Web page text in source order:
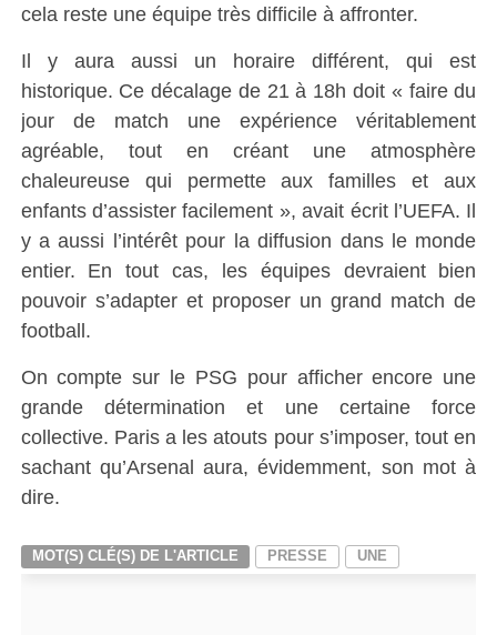
cela reste une équipe très difficile à affronter.
Il y aura aussi un horaire différent, qui est
historique. Ce décalage de 21 à 18h doit « faire du
jour de match une expérience véritablement
agréable, tout en créant une atmosphère
chaleureuse qui permette aux familles et aux
enfants d’assister facilement », avait écrit l’UEFA. Il
y a aussi l’intérêt pour la diffusion dans le monde
entier. En tout cas, les équipes devraient bien
pouvoir s’adapter et proposer un grand match de
football.
On compte sur le PSG pour afficher encore une
grande détermination et une certaine force
collective. Paris a les atouts pour s’imposer, tout en
sachant qu’Arsenal aura, évidemment, son mot à
dire.
MOT(S) CLÉ(S) DE L'ARTICLE PRESSE UNE